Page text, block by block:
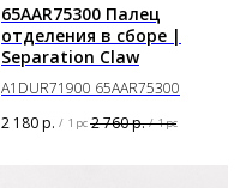
65AAR75300 Палец
отделения в сборе |
Separation Claw
A1DUR71900 65AAR75300
2 180р. / 1 pc 2 760р. / 1 pc